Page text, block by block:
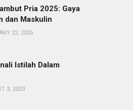
Pria 2025: Gaya
dan Maskulin
22, 2025
Istilah Dalam
3, 2023